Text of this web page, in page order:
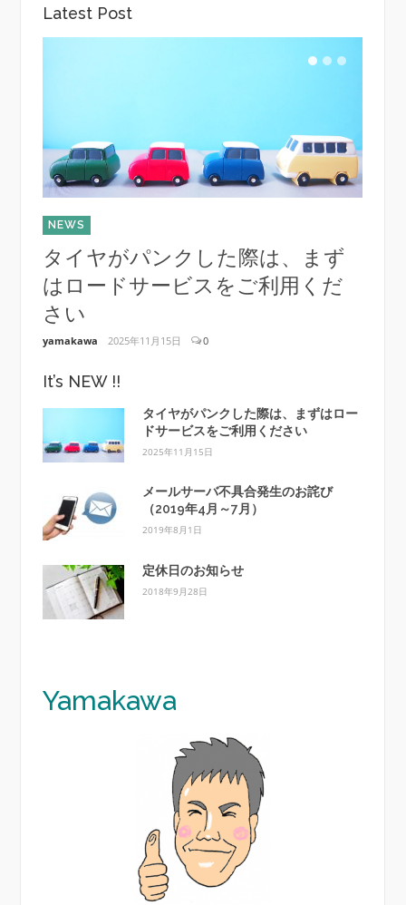
Latest Post
NEWS
タイヤがパンクした際は、まず
はロードサービスをご利用くだ
さい
yamakawa 2025年11月15日 0
It’s NEW !!
タイヤがパンクした際は、まずはロー
ドサービスをご利用ください
2025年11月15日
メールサーバ不具合発生のお詫び
（2019年4月～7月）
2019年8月1日
定休日のお知らせ
2018年9月28日
Yamakawa